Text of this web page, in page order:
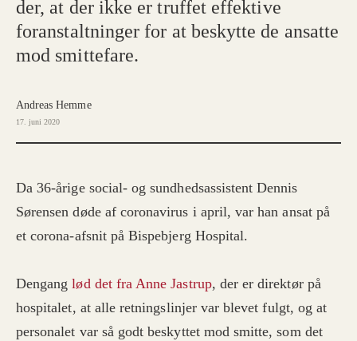
der, at der ikke er truffet effektive
foranstaltninger for at beskytte de ansatte
mod smittefare.
Andreas Hemme
17. juni 2020
Da 36-årige social- og sundhedsassistent Dennis
Sørensen døde af coronavirus i april, var han ansat på
et corona-afsnit på Bispebjerg Hospital.
Denganglød det fra Anne Jastrup, der er direktør på
hospitalet, at alle retningslinjer var blevet fulgt, og at
personalet var så godt beskyttet mod smitte, som det